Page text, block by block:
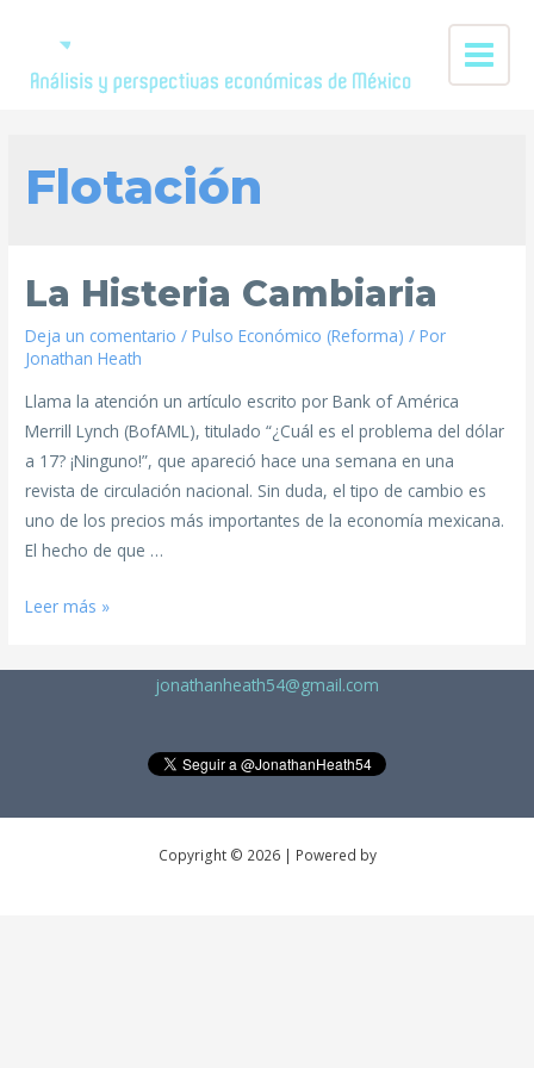
Flotación
La Histeria Cambiaria
Deja un comentario /Pulso Económico (Reforma) / Por
Jonathan Heath
Llama la atención un artículo escrito por Bank of América
Merrill Lynch (BofAML), titulado “¿Cuál es el problema del dólar
a 17? ¡Ninguno!”, que apareció hace una semana en una
revista de circulación nacional. Sin duda, el tipo de cambio es
uno de los precios más importantes de la economía mexicana.
El hecho de que …
Leer más »
jonathanheath54@gmail.com
Copyright © 2026 | Powered by